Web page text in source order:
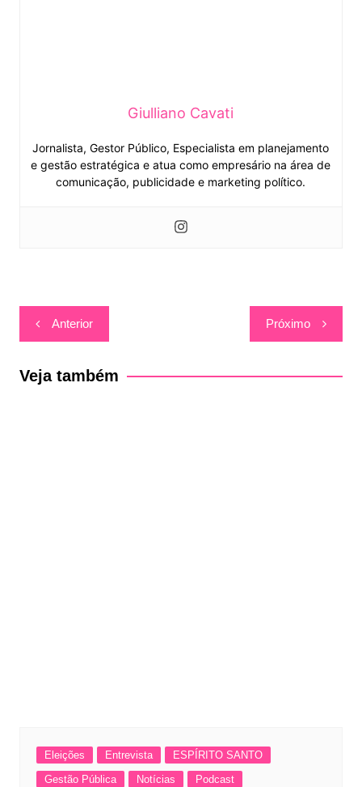
Giulliano Cavati
Jornalista, Gestor Público, Especialista em planejamento
e gestão estratégica e atua como empresário na área de
comunicação, publicidade e marketing político.
Navegação
de
Post
Anterior Próximo
Veja também
Eleições Entrevista
ESPÍRITO SANTO
Gestão Pública
Notícias
Podcast